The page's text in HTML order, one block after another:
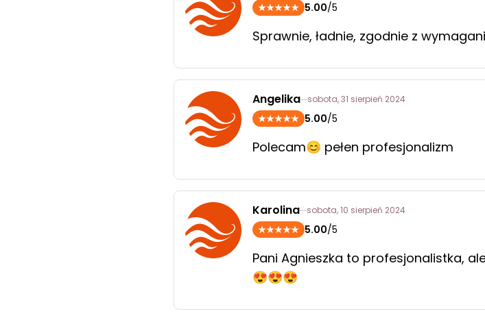
5.00/5
Sprawnie, ładnie, zgodnie z
Angelika sobota, 31 sierpień 2024
5.00/5
Polecam😊 pełen profesjonalizm
Karolina sobota, 10 sierpień 2024
5.00/5
Pani Agnieszka to profesjonalistka,
😍😍😍